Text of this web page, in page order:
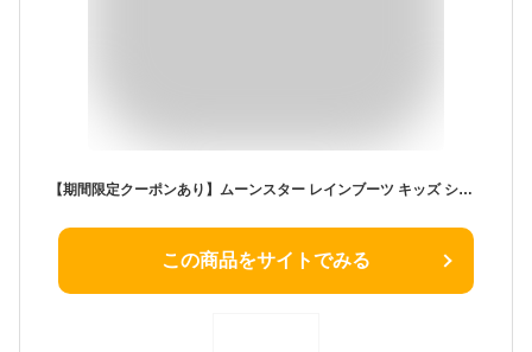
【期間限定クーポンあり】ムーンスター レインブーツ キッズ ショート 長靴 男の子 女の子 MS RB B02 おしゃれ 歩きやすい 疲れない 軽量 柔らかい 防滑 滑りにくい 子供 子供靴 小学生 雨 通学 靴【2307L】
この商品をサイトでみる